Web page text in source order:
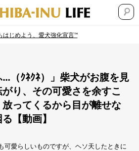
はじめよう、愛犬強化宣言™
…（ｸﾈｸﾈ）」柴犬がお腹を見
り、その可愛さを余すこ
放ってくるから目が離せな
【動画】
可愛らしいものですが、ヘソ天したときに